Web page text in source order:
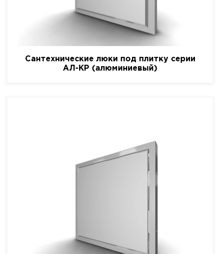
Сантехнические люки под плитку серии
АЛ-КР (алюминиевый)